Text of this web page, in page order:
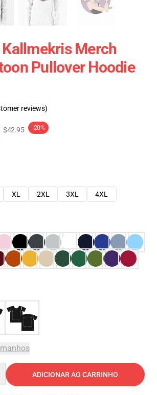
Kallmekris Merch
Pullover Hoodie
reviews)
$42.95 -20%
XL 2XL 3XL
4XL
ADICIONAR AO CARRINHO